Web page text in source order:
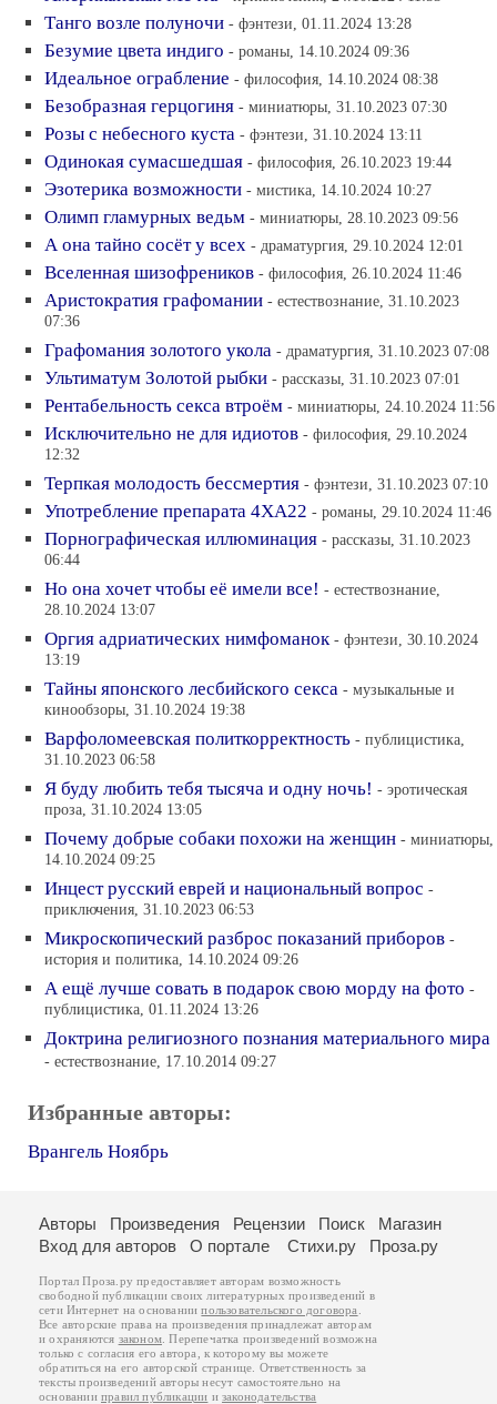
Танго возле полуночи - фэнтези, 01.11.2024 13:28
Безумие цвета индиго - романы, 14.10.2024 09:36
Идеальное ограбление - философия, 14.10.2024 08:38
Безобразная герцогиня - миниатюры, 31.10.2023 07:30
Розы с небесного куста - фэнтези, 31.10.2024 13:11
Одинокая сумасшедшая - философия, 26.10.2023 19:44
Эзотерика возможности - мистика, 14.10.2024 10:27
Олимп гламурных ведьм - миниатюры, 28.10.2023 09:56
А она тайно сосёт у всех - драматургия, 29.10.2024 12:01
Вселенная шизофреников - философия, 26.10.2024 11:46
Аристократия графомании - естествознание, 31.10.2023
07:36
Графомания золотого укола - драматургия, 31.10.2023 07:08
Ультиматум Золотой рыбки - рассказы, 31.10.2023 07:01
Рентабельность секса втроём - миниатюры, 24.10.2024 11:56
Исключительно не для идиотов - философия, 29.10.2024
12:32
Терпкая молодость бессмертия - фэнтези, 31.10.2023 07:10
Употребление препарата 4ХА22 - романы, 29.10.2024 11:46
Порнографическая иллюминация - рассказы, 31.10.2023
06:44
Но она хочет чтобы её имели все! - естествознание,
28.10.2024 13:07
Оргия адриатических нимфоманок - фэнтези, 30.10.2024
13:19
Тайны японского лесбийского секса - музыкальные и
кинообзоры, 31.10.2024 19:38
Варфоломеевская политкорректность - публицистика,
31.10.2023 06:58
Я буду любить тебя тысяча и одну ночь! - эротическая
проза, 31.10.2024 13:05
Почему добрые собаки похожи на женщин - миниатюры,
14.10.2024 09:25
Инцест русский еврей и национальный вопрос -
приключения, 31.10.2023 06:53
Микроскопический разброс показаний приборов -
история и политика, 14.10.2024 09:26
А ещё лучше совать в подарок свою морду на фото -
публицистика, 01.11.2024 13:26
Доктрина религиозного познания материального мира
- естествознание, 17.10.2014 09:27
Избранные авторы:
Врангель Ноябрь
Авторы Произведения Рецензии Поиск
Магазин
Вход для авторов
О портале Стихи.ру Проза.ру
Портал Проза.ру предоставляет авторам возможность
свободной публикации своих литературных произведений в
сети Интернет на основаниипользовательского договора
Все авторские права на произведения принадлежат авторам
и охраняются законом . Перепечатка произведений возможна
только с согласия его автора, к которому вы можете
обратиться на его авторской странице. Ответственность за
тексты произведений авторы несут самостоятельно на
основанииправил публикации изаконодательства